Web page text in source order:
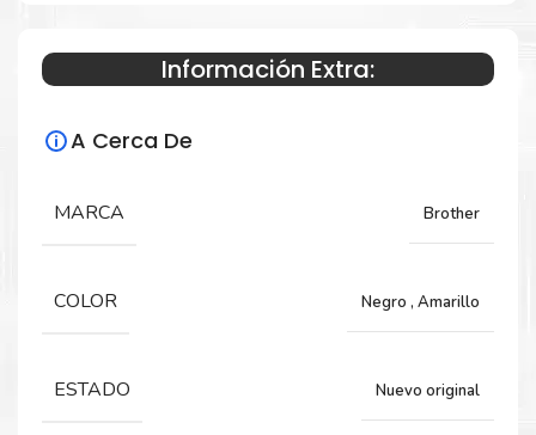
Especificaciones Técnicas
Para impresoras:
Touch D600, P900W, E550W.
Información Extra:
A Cerca De
MARCA Brother
COLOR Negro , Amarillo
ESTADO Nuevo original